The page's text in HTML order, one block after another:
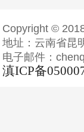
Copyright ©
地址：云南省昆
电子邮件：
滇ICP备